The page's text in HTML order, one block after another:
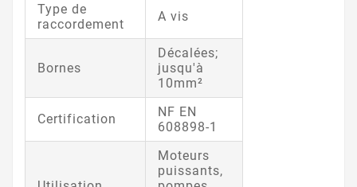
Type de
raccordement
A vis
Bornes
Décalées;
jusqu'à
10mm²
Certification
NF EN
608898-1
Moteurs
puissants,